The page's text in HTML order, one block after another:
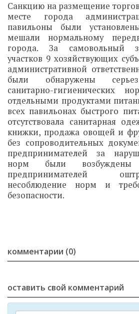
Санкцию на размещение
месте города
павильоны были
мешали нормальному
города. За самовольный
участков 9 хозяйствующих
административной
были обнаружены
санитарно-гигиенических
отдельными продуктами
всех павильонах быстрого
отсутствовала санитарная
книжки, продажа овощей и
без сопроводительных
предпринимателей за
норм были возбуждены
предпринимателей
несоблюдение норм и
безопасности.
комментарии (0)
оставить свой комментарий